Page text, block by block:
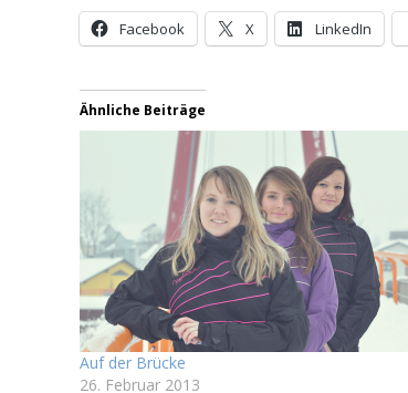
Facebook X LinkedIn
Ähnliche Beiträge
Auf der Brücke
26. Februar 2013